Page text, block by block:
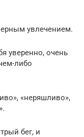
увлечением.
уверенно, очень
либо
«неряшливо»,
бег, и